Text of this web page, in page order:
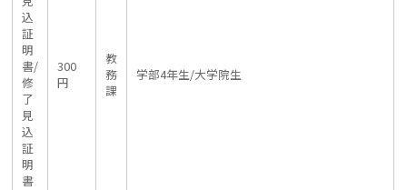
込
証
明
書/
修
了
見
込
証
明
書
300
円
教
務
課
学部4年生/大学院生